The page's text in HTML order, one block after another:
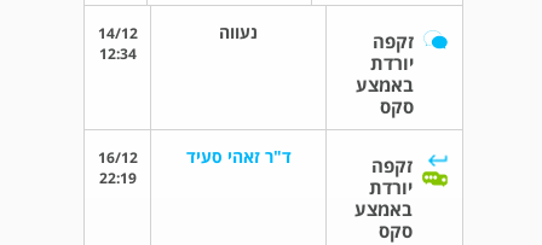
זקפה
יורדת
באמצע
סקס
נעווה
14/12
12:34
זקפה
יורדת
באמצע
סקס
ד"ר זאהי סעיד
16/12
22:19